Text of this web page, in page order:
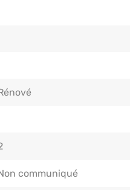
communiqué